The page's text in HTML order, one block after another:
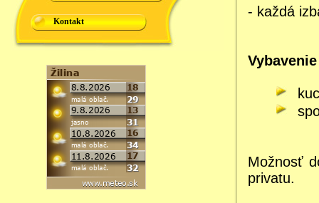
Kontakt
- každá
Možnosť
privatu.